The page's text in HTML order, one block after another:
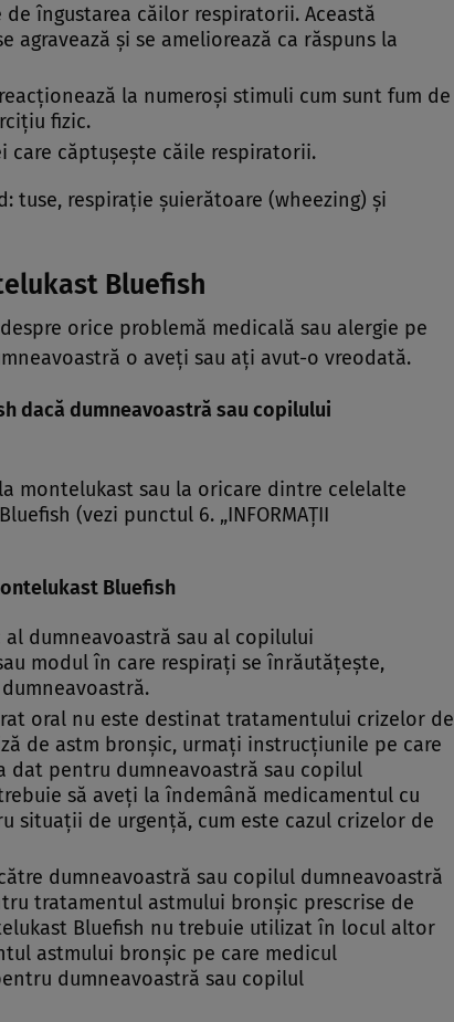
îngustarea căilor respiratorii. Această
agravează şi se ameliorează ca răspuns la
la numeroşi stimuli cum sunt fum de
fizic.
care căptuşeşte căile respiratorii.
tuse, respiraţie şuierătoare (wheezing) şi
Bluefish
orice problemă medicală sau alergie pe
o aveţi sau aţi avut-o vreodată.
dacă dumneavoastră sau copilului
montelukast sau la oricare dintre celelalte
(vezi punctul 6. „INFORMAŢII
Bluefish
dumneavoastră sau al copilului
modul în care respiraţi se înrăutăţeşte,
oral nu este destinat tratamentului crizelor de
de astm bronşic, urmaţi instrucţiunile pe care
dat pentru dumneavoastră sau copilul
să aveţi la îndemână medicamentul cu
situaţii de urgenţă, cum este cazul crizelor de
dumneavoastră sau copilul dumneavoastră
tratamentul astmului bronşic prescrise de
Bluefish nu trebuie utilizat în locul altor
astmului bronşic pe care medicul
dumneavoastră sau copilul